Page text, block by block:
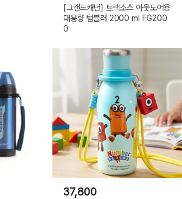
[그랜드캐년] 트랙소스 아웃도어용
대용량 텀블러 2000 ml FG200
0
37,800